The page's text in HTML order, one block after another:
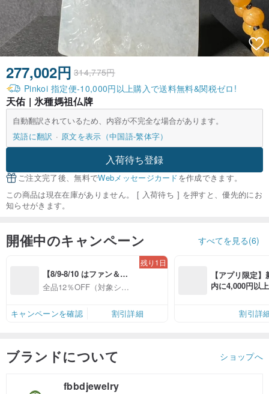
277,002円 314,775円
Pinkoi 指定便-10,000円以上購入で送料無料&関税ゼロ!
天佑 | 氷種媽祖仏牌
自動翻訳されているため、内容が不完全な場合があります。
英語に翻訳
原文を表示（中国語-繁体字）
入荷待ち登録
ご注文完了後、無料でWebメッセージカードを作成できます。
この商品は現在在庫がありません。 [ 入荷待ち ] を押すと、優先的にお
知らせがきます。
開催中のキャンペーン すべてを見る(6)
【8/9-8/10 はファン＆会
員感謝デー】対象ショッ
プ全品12%OFF
全品12％OFF（対象ショ
残り1日
キャンペーンを確認 割引詳細
【アプリ限定
内に4,000円以
割引詳
ブランドについて ショップへ
fbbdjewelry